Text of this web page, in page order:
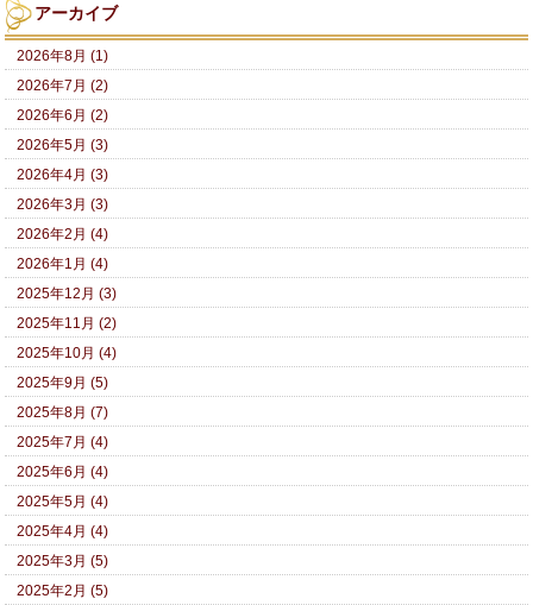
アーカイブ
2026年8月 (1)
2026年7月 (2)
2026年6月 (2)
2026年5月 (3)
2026年4月 (3)
2026年3月 (3)
2026年2月 (4)
2026年1月 (4)
2025年12月 (3)
2025年11月 (2)
2025年10月 (4)
2025年9月 (5)
2025年8月 (7)
2025年7月 (4)
2025年6月 (4)
2025年5月 (4)
2025年4月 (4)
2025年3月 (5)
2025年2月 (5)